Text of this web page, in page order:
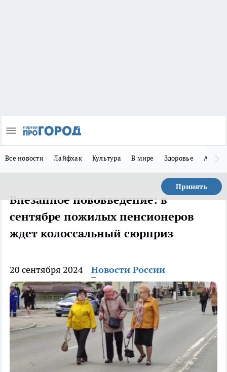
Все новости Лайфхак Культура В мире Здоровье Авто
Принять
Внезапное нововведение: в
сентябре пожилых пенсионеров
ждет колоссальный сюрприз
20 сентября 2024 Новости России